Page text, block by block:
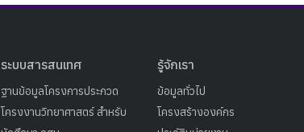
ระบบสารสนเทศ
ฐานข้อมูลโครงการประกวด
โครงงานวิทยาศาสตร์ สำหรับ
รู้จักเรา
ข้อมูลทั่วไป
โครงสร้างองค์กร